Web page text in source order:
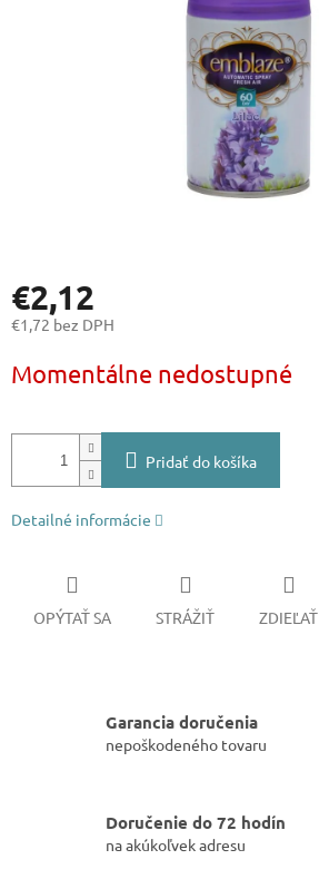
€2,12
€1,72 bez DPH
cena:
Momentálne nedostupné
Pridať do košíka
Detailné informácie
OPÝTAŤ SA STRÁŽIŤ ZDIEĽAŤ
Garancia doručenia
nepoškodeného tovaru
Doručenie do 72 hodín
na akúkoľvek adresu